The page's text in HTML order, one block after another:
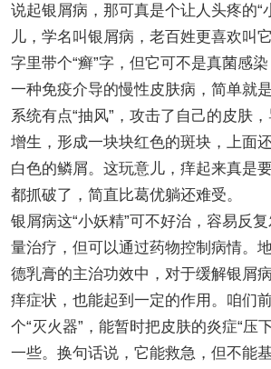
说起银屑病，那可真是个让人头疼的“
儿，学名叫银屑病，老百姓更喜欢叫
字里带个“癣”字，但它可不是真菌感
一种免疫介导的慢性皮肤病，简单就
系统有点“抽风”，攻击了自己的皮肤
增生，形成一块块红色的斑块，上面
白色的鳞屑。这玩意儿，痒起来真是
都抓破了，简直比葛优躺还难受。
银屑病这“小妖精”可不好治，容易反
量治疗，但可以通过药物控制病情。
德乳膏的主治功效中，对于缓解银屑
痒症状，也能起到一定的作用。咱们
个“灭火器”，能暂时把皮肤的炎症“压
一些。换句话说，它能救急，但不能